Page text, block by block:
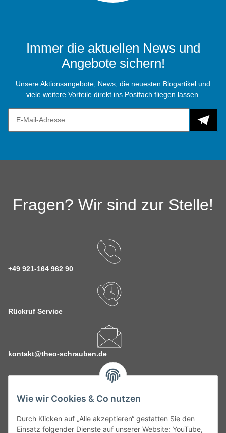
Wie wir Cookies & Co nutzen
Durch Klicken auf „Alle akzeptieren“ gestatten Sie den
Einsatz folgender Dienste auf unserer Website: YouTube,
Immer die aktuellen News und
Angebote sichern!
Unsere Aktionsangebote, News, die neuesten Blogartikel und
viele weitere Vorteile direkt ins Postfach fliegen lassen.
Fragen? Wir sind zur Stelle!
+49 921-164 962 90
Rückruf Service
kontakt@theo-schrauben.de
Service